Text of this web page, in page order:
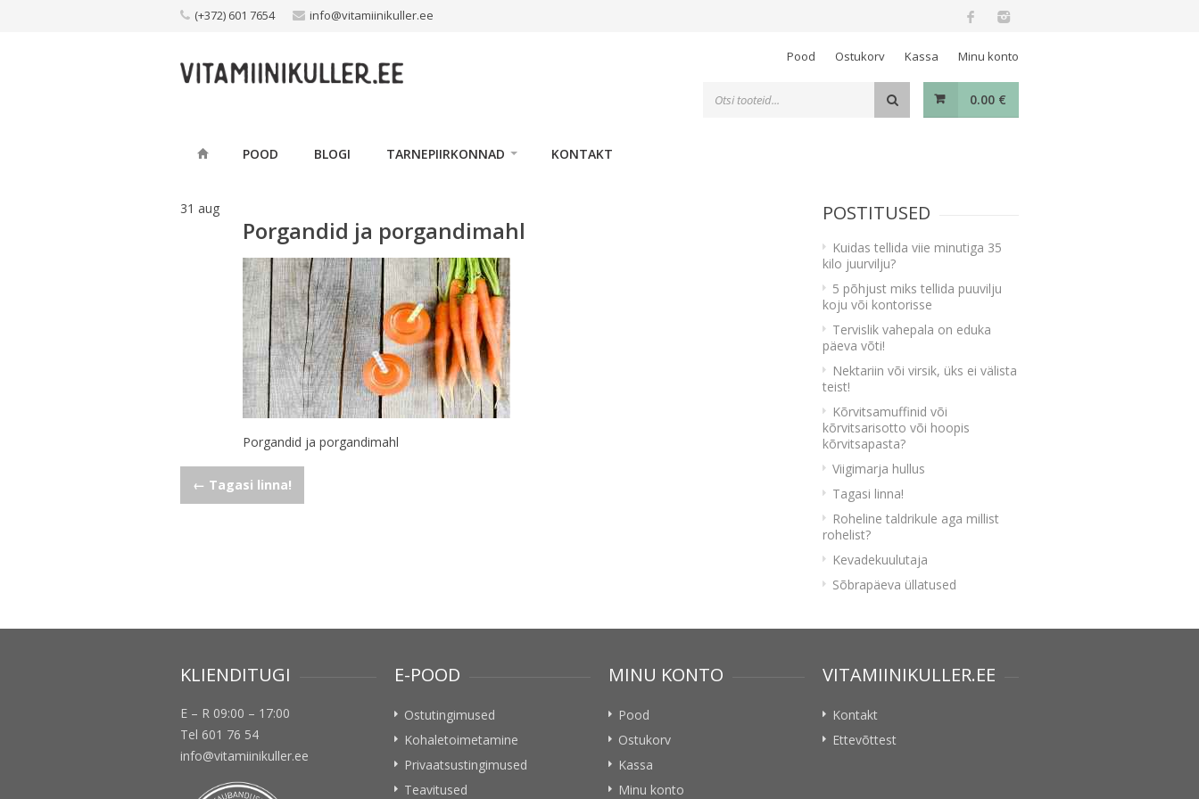
(+372) 601 7654 info@vitamiinikuller.ee
Pood Ostukorv Kassa Minu konto
0.00 €
POOD BLOGI TARNEPIIRKONNAD KONTAKT
31 aug
Porgandid ja porgandimahl
Porgandid ja porgandimahl
Navigeerimine
← Tagasi linna!
POSTITUSED
Kuidas tellida viie minutiga 35
kilo juurvilju?
5 põhjust miks tellida puuvilju
koju või kontorisse
Tervislik vahepala on eduka
päeva võti!
Nektariin või virsik, üks ei välista
teist!
Kõrvitsamuffinid või
kõrvitsarisotto või hoopis
kõrvitsapasta?
Viigimarja hullus
Tagasi linna!
Roheline taldrikule aga millist
rohelist?
Kevadekuulutaja
Sõbrapäeva üllatused
KLIENDITUGI
E – R 09:00 – 17:00
Tel 601 76 54
info@vitamiinikuller.ee
E-POOD
Ostutingimused
Kohaletoimetamine
Privaatsustingimused
Teavitused
MINU KONTO
Pood
Ostukorv
Kassa
Minu konto
VITAMIINIKULLER.EE
Kontakt
Ettevõttest